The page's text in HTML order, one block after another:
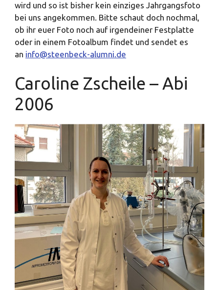
wird und so ist bisher kein einziges Jahrgangsfoto
bei uns angekommen. Bitte schaut doch nochmal,
ob ihr euer Foto noch auf irgendeiner Festplatte
oder in einem Fotoalbum findet und sendet es
an info@steenbeck-alumni.de
Caroline Zscheile – Abi
2006